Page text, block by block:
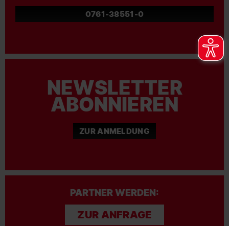
0761-38551-0
NEWSLETTER
ABONNIEREN
ZUR ANMELDUNG
PARTNER WERDEN:
ZUR ANFRAGE